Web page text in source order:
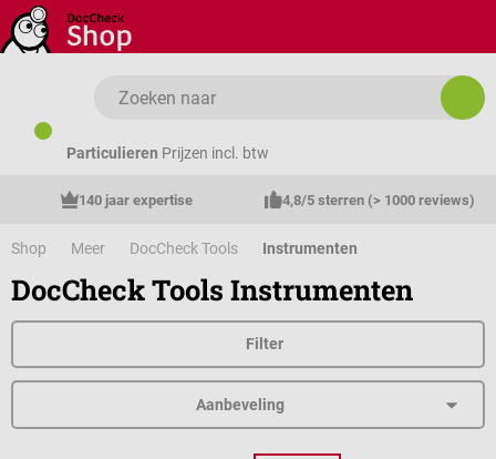
Ga naar de hoofdinhoud
Particulieren Prijzen incl. btw
140 jaar expertise 4,8/5 sterren (> 1000 reviews)
Shop Meer DocCheck Tools Instrumenten
DocCheck Tools Instrumenten
Filter